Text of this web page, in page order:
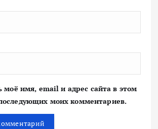
моё имя, email и адрес сайта в этом
моих комментариев.